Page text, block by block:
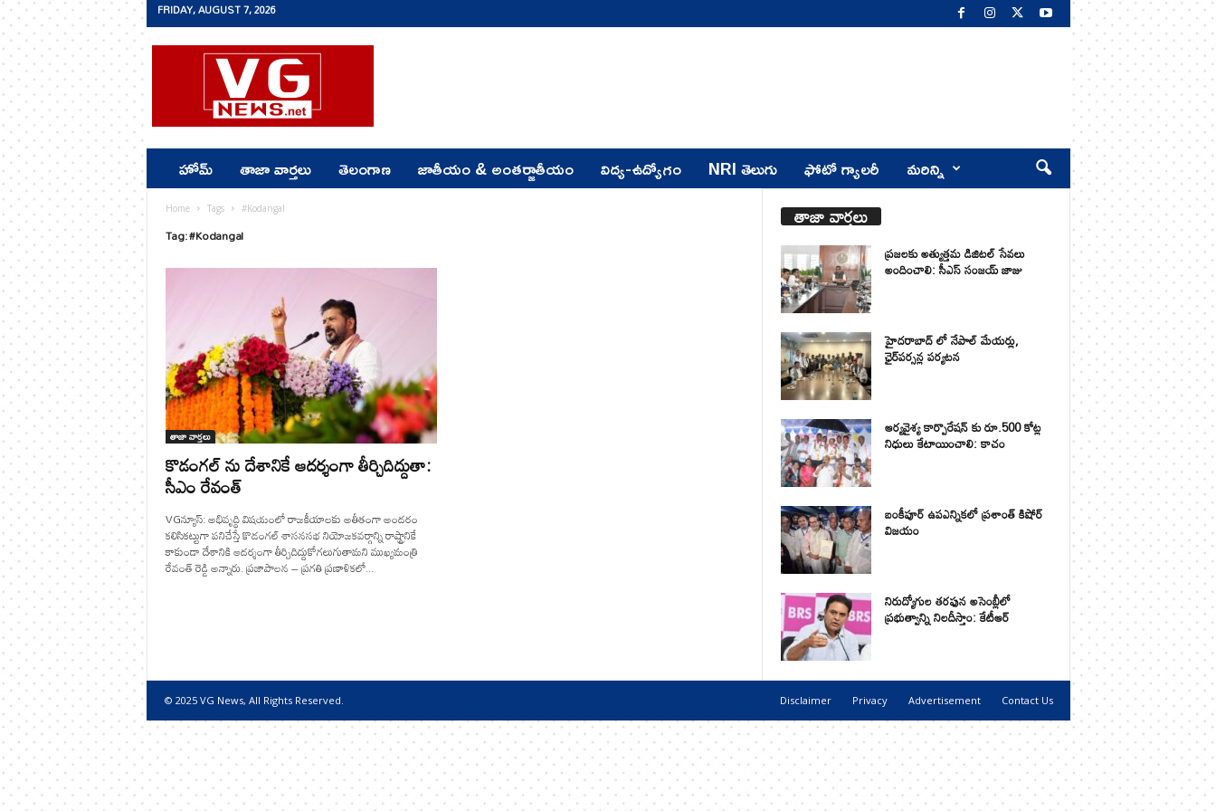
FRIDAY, AUGUST 7, 2026
v
.
e
హోమ్ తాజా వార్తలు తెలంగాణ జాతీయం & అంతర్జాతీయం విద్య-ఉద్యోగం NRI తెలుగు ఫోటో గ్యాలరీ మరిన్ని
Home Tags #Kodangal
Tag: #Kodangal
తాజా వార్తలు
కొడంగల్ ను దేశానికే ఆదర్శంగా తీర్చిదిద్దుతా:
సీఎం రేవంత్
VGన్యూస్: అభివృద్ధి విషయంలో రాజకీయాలకు అతీతంగా అందరం
కలిసికట్టుగా పనిచేస్తే కొడంగల్ శాసనసభ నియోజకవర్గాన్ని రాష్ట్రానికే
కాకుండా దేశానికి ఆదర్శంగా తీర్చిదిద్దుకోగలుగుతామని ముఖ్యమంత్రి
రేవంత్ రెడ్డి అన్నారు. ప్రజాపాలన – ప్రగతి ప్రణాళికలో...
తాజా వార్తలు
ప్రజలకు అత్యుత్తమ డిజిటల్ సేవలు
అందించాలి: సీఎస్ సంజయ్ జాజు
హైదరాబాద్ లో నేపాల్ మేయర్లు,
ఛైర్‌పర్సన్ల పర్యటన
ఆర్యవైశ్య కార్పొరేషన్ కు రూ.500 కోట్ల
నిధులు కేటాయించాలి: కాచం
బంకీపూర్ ఉపఎన్నికలో ప్రశాంత్ కిషోర్
విజయం
నిరుద్యోగుల తరఫున అసెంబ్లీలో
ప్రభుత్వాన్ని నిలదీస్తాం: కేటీఆర్
Disclaimer Privacy Advertisement Contact Us
© 2025 VG News, All Rights Reserved.